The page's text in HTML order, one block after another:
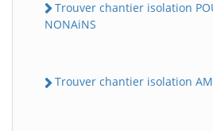
Trouver chantier isolation
NONAiNS
Trouver chantier isolation